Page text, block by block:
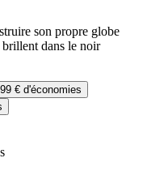
son propre globe
brillent dans le noir
€ d'économies